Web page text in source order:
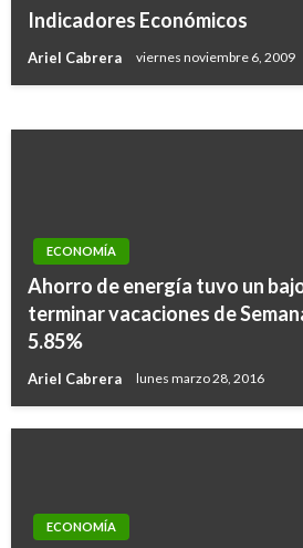
Indicadores Económicos
Ariel Cabrera viernes noviembre 6, 2009
Lanzan líneas de crédito por
ECONOMÍA
Ahorro de energía tuvo un
terminar vacaciones de
5.85%
Ariel Cabrera lunes marzo 28, 2016
ECONOMÍA